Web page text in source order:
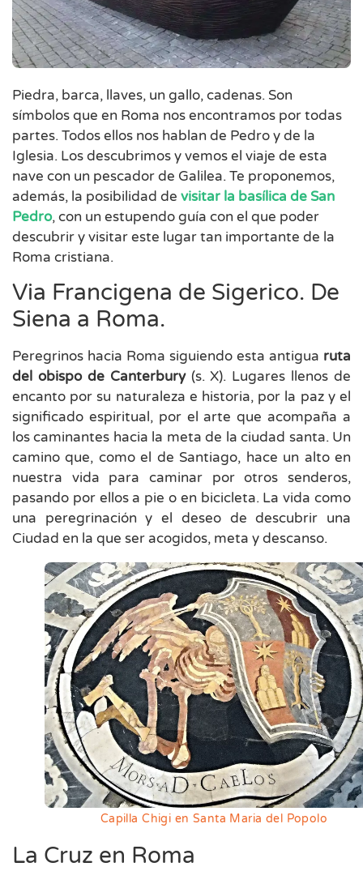
Piedra, barca, llaves, un gallo, cadenas. Son
símbolos que en Roma nos encontramos por todas
partes. Todos ellos nos hablan de Pedro y de la
Iglesia. Los descubrimos y vemos el viaje de esta
nave con un pescador de Galilea. Te proponemos,
además, la posibilidad de visitar la basílica de San
Pedro, con un estupendo guía con el que poder
descubrir y visitar este lugar tan importante de la
Roma cristiana.
Via Francigena de Sigerico. De
Siena a Roma.
Peregrinos hacia Roma siguiendo esta antigua ruta
del obispo de Canterbury(s. X). Lugares llenos de
encanto por su naturaleza e historia, por la paz y el
significado espiritual, por el arte que acompaña a
los caminantes hacia la meta de la ciudad santa. Un
camino que, como el de Santiago, hace un alto en
nuestra vida para caminar por otros senderos,
pasando por ellos a pie o en bicicleta. La vida como
una peregrinación y el deseo de descubrir una
Ciudad en la que ser acogidos, meta y descanso.
Capilla Chigi en Santa Maria del Popolo
La Cruz en Roma